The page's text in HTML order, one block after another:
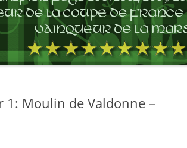
2006
1: Moulin de Valdonne –